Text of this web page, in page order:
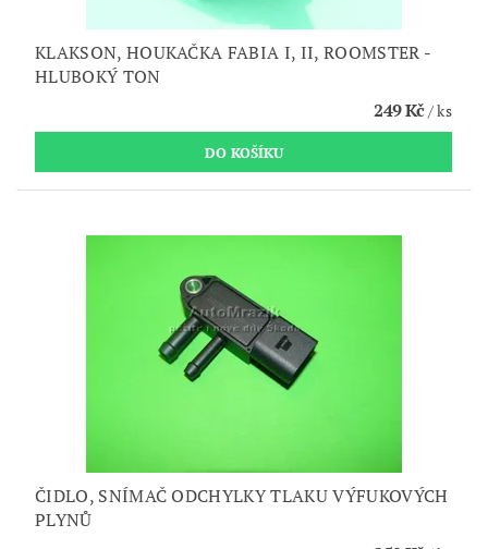
KLAKSON, HOUKAČKA FABIA I, II, ROOMSTER -
HLUBOKÝ TON
249 Kč/ ks
ČIDLO, SNÍMAČ ODCHYLKY TLAKU VÝFUKOVÝCH
PLYNŮ